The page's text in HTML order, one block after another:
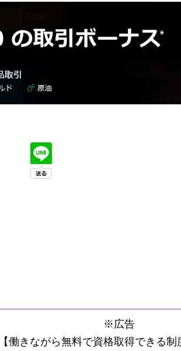
※広告
【働きながら無料で資格取得できる制